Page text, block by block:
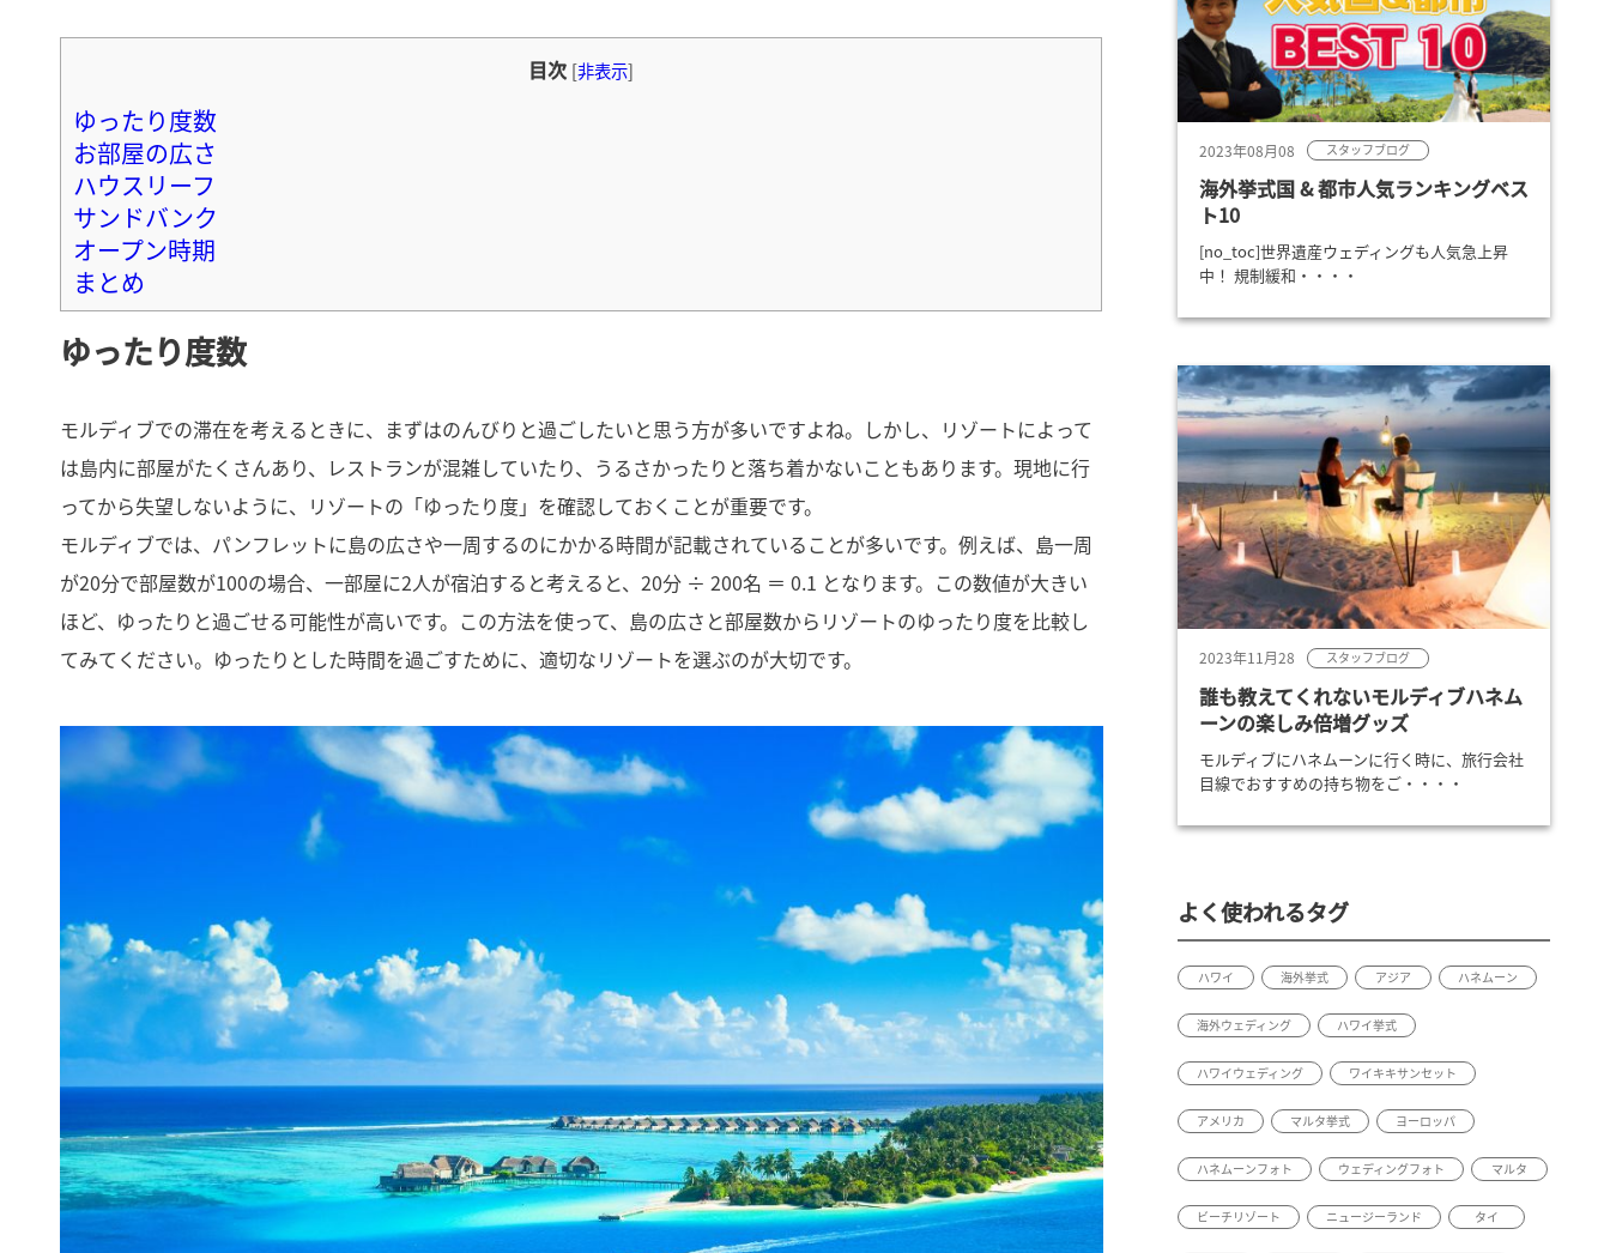
目次 [非表示]
ゆったり度数
お部屋の広さ
ハウスリーフ
サンドバンク
オープン時期
まとめ
ゆったり度数
モルディブでの滞在を考えるときに、まずはのんびりと過ごしたいと思う方が多いですよね。しかし、リゾートによって
は島内に部屋がたくさんあり、レストランが混雑していたり、うるさかったりと落ち着かないこともあります。現地に行
ってから失望しないように、リゾートの「ゆったり度」を確認しておくことが重要です。
モルディブでは、パンフレットに島の広さや一周するのにかかる時間が記載されていることが多いです。例えば、島一周
が20分で部屋数が100の場合、一部屋に2人が宿泊すると考えると、20分 ÷ 200名 ＝ 0.1 となります。この数値が大きい
ほど、ゆったりと過ごせる可能性が高いです。この方法を使って、島の広さと部屋数からリゾートのゆったり度を比較し
てみてください。ゆったりとした時間を過ごすために、適切なリゾートを選ぶのが大切です。
2023年08月08 スタッフブログ
海外挙式国 & 都市人気ランキングベス
ト10
[no_toc]世界遺産ウェディングも人気急上昇
中！ 規制緩和・・・・
2023年11月28 スタッフブログ
誰も教えてくれないモルディブハネム
ーンの楽しみ倍増グッズ
モルディブにハネムーンに行く時に、旅行会社
目線でおすすめの持ち物をご・・・・
よく使われるタグ
ハワイ 海外挙式 アジア ハネムーン
海外ウェディング ハワイ挙式
ハワイウェディング ワイキキサンセット
アメリカ マルタ挙式 ヨーロッパ
ハネムーンフォト ウェディングフォト マルタ
ビーチリゾート ニュージーランド タイ